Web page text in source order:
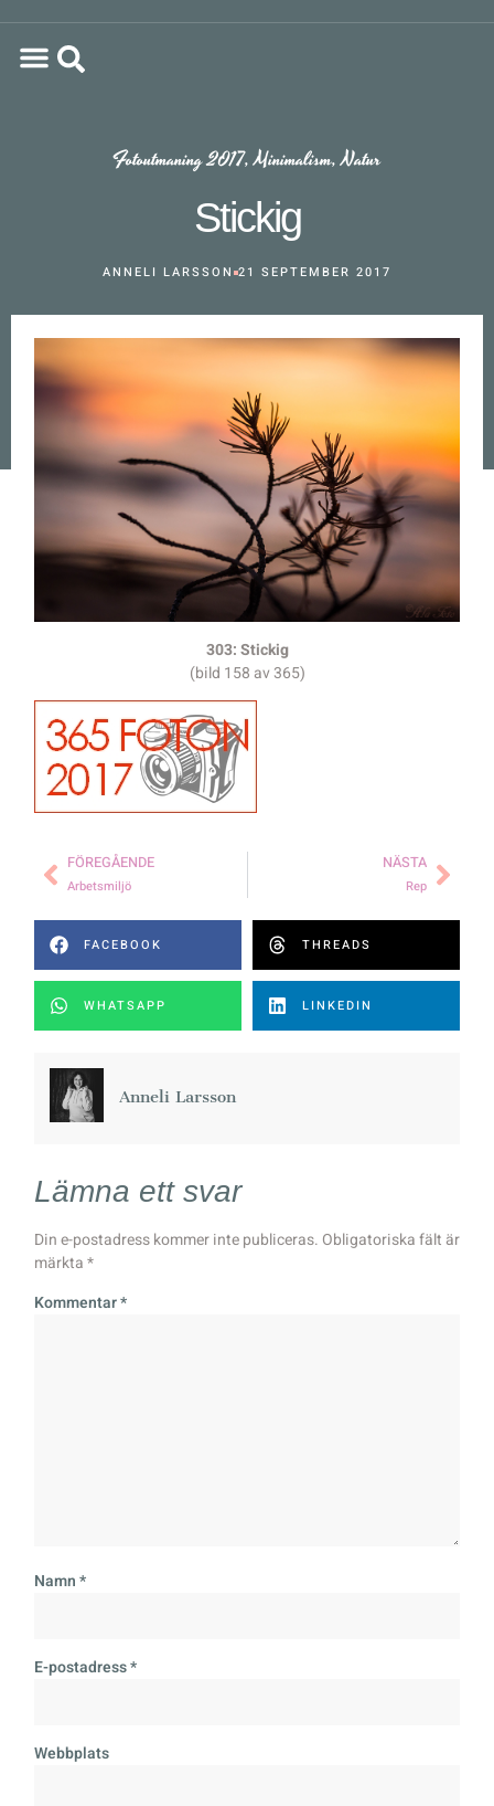
Fotoutmaning 2017,Minimalism,Natur
Stickig
ANNELI LARSSON 21 SEPTEMBER 2017
303: Stickig
(bild 158 av 365)
FÖREGÅENDE
Arbetsmiljö
NÄSTA
Rep
FACEBOOK THREADS
WHATSAPP LINKEDIN
Anneli Larsson
Lämna ett svar
Din e-postadress kommer inte publiceras. Obligatoriska fält är
märkta*
Kommentar*
Namn*
E-postadress*
Webbplats